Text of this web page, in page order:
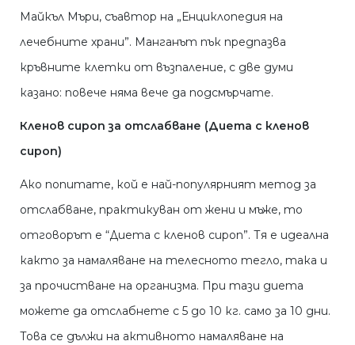
Майкъл Мъри, съавтор на „Енциклопедия на
лечебните храни”. Манганът пък предпазва
кръвните клетки от възпаление, с две думи
казано: повече няма вече да подсмърчате.
Кленов сироп за отслабване (Диета с кленов
сироп)
Ако попитате, кой е най-популярният метод за
отслабване, практикуван от жени и мъже, то
отговорът е “Диета с кленов сироп”. Тя е идеална
както за намаляване на телесното тегло, така и
за прочистване на организма. При тази диета
можете да отслабнете с 5 до 10 кг. само за 10 дни.
Това се дължи на активното намаляване на